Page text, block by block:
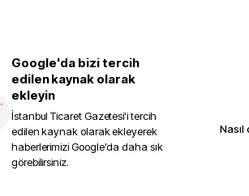
Google'da bizi tercih
edilen kaynak olarak
ekleyin
İstanbul Ticaret Gazetesi'i tercih
edilen kaynak olarak ekleyerek
haberlerimizi Google'da daha sık
görebilirsiniz.
Nasıl